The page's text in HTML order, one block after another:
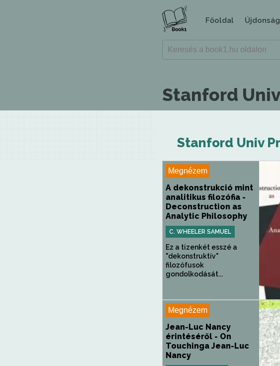
Főoldal
Stanford
Stanford Univ
Megnézem
A dekonstrukció mint
analitikus filozófia -
Deconstruction as
Analytic Philosophy
C. WHEELER SAMUEL
Ez a tizenkét esszé a
"dekonstruktív"
filozófusok
gondolkodását...
Megnézem
Jean-Luc Nancy
érintéséről - On
Touchinga Jean-Luc
Nancy